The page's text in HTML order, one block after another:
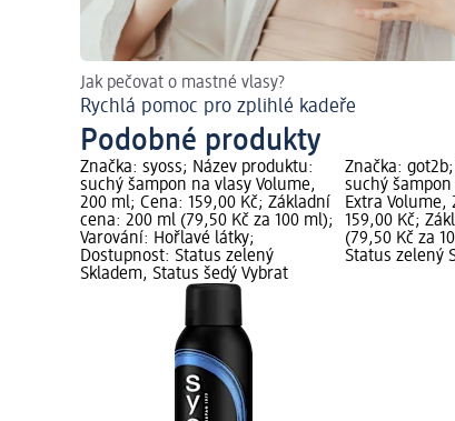
Jak pečovat o mastné vlasy?
Rychlá pomoc pro zplihlé kadeře
Podobné produkty
Značka: syoss; Název produktu:
suchý šampon na vlasy Volume,
200 ml; Cena: 159,00 Kč; Základní
cena: 200 ml (79,50 Kč za 100 ml);
Varování: Hořlavé látky;
Dostupnost: Status zelený
Skladem, Status šedý Vybrat
Značka:
suchý
Extra Volume,
159,00 Kč;
(79,50 Kč za
Status zelený